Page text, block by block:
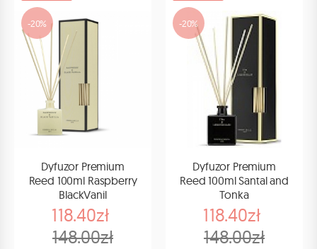
-20%
Dyfuzor Premium
Reed 100ml Raspberry
BlackVanil
118.40zł
148.00zł
-20%
Dyfuzor Premium
Reed 100ml Santal and
Tonka
118.40zł
148.00zł